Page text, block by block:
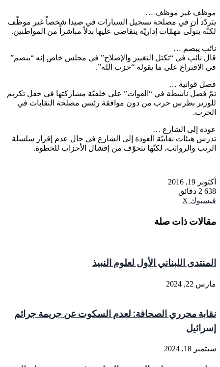
موظف غير موظف …
يتردّد أن في مصلحة تسجيل السيارات في صيدا شخصاً غير موظّف
لكنّه يتولّى مهمّات إداريّة يتقاضى عليها بدلاً مباشراً من المواطنين.
نائب يبصم …
قال نائب في “تكتل التغيير والإصلاح” في مجلس خاص إنه “يبصم”
في الاقتراع على ما يقوله “حزب الله”.
فصل قواتية …
تمّ فصل ناشطة في “القوات” على خلفيّة مشاركتها في حفل تكريم
للوزير بطرس حرب من دون موافقة رئيس مصلحة النقابات في
الحزب.
عودة إلى الشارع …
تدرس هيئات نقابيّة العودة إلى الشارع في حال عدم إقرار سلسلة
الرتب والرواتب، لكنّها تتخوّف من إفشال الأحزاب للخطوة.
أكتوبر 19, 2016
638 2 دقائق
فيسبوك ‫X
البريد
مقالات ذات صلة
المنتدى اللبناني الأول لعلوم النبيذ
مارس 22, 2024
نقابة محرري الصحافة: لعدم السكوت عن جريمة جرائم
إسرائيل
سبتمبر 18, 2024